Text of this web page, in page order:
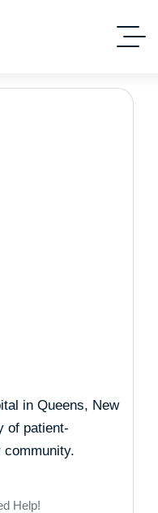
in Queens, New
of patient-
Help!